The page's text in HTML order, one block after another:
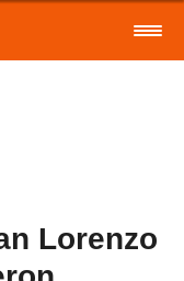
Lorenzo